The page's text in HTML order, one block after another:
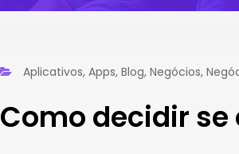
Aplicativos, Apps, Blog, Negócios,
Como decidir